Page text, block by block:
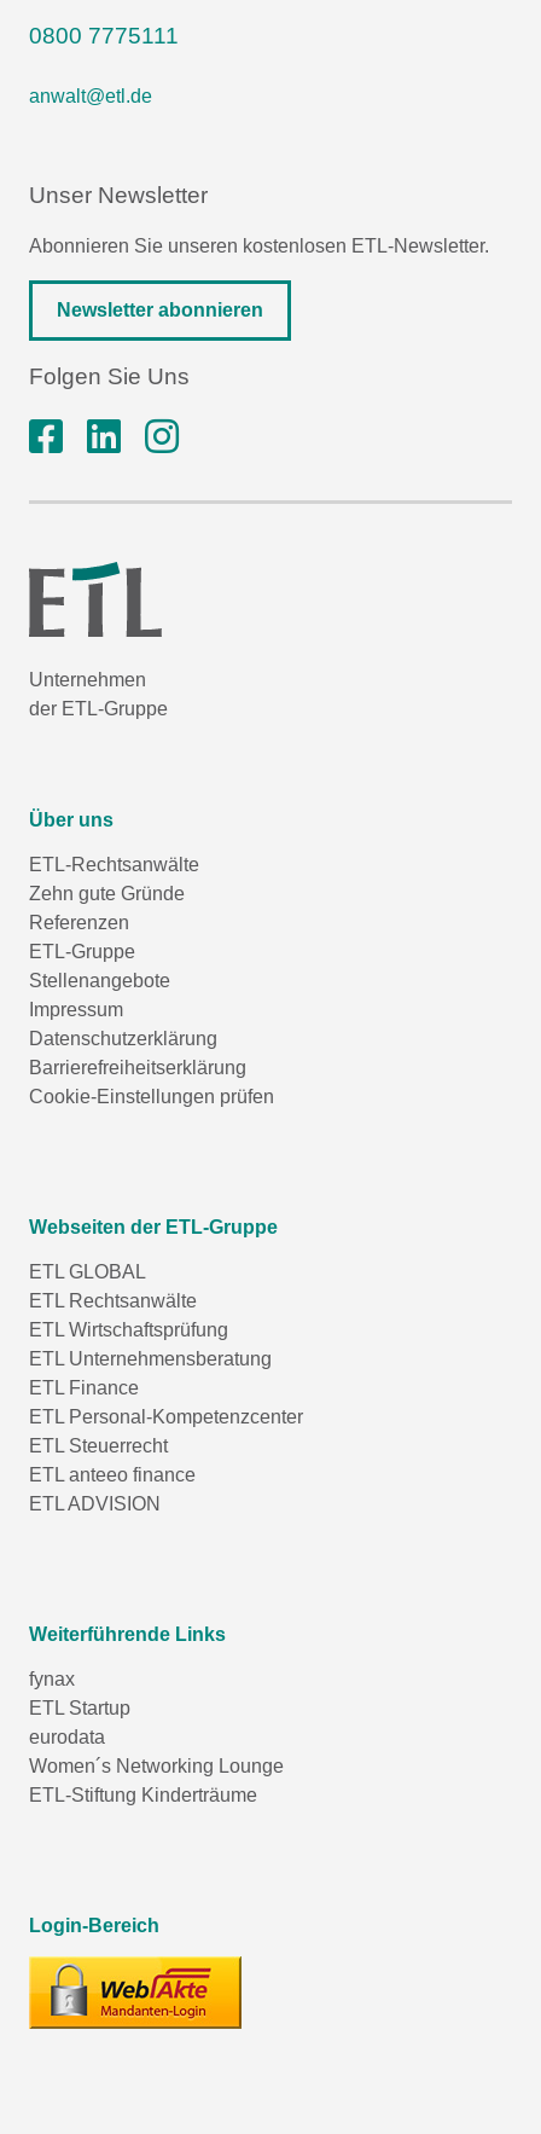
0800 7775111
anwalt@etl.de
Unser Newsletter
Abonnieren Sie unseren kostenlosen ETL-Newsletter.
Newsletter abonnieren
Folgen Sie Uns
Unternehmen
der ETL-Gruppe
Über uns
ETL-Rechtsanwälte
Zehn gute Gründe
Referenzen
ETL-Gruppe
Stellenangebote
Impressum
Datenschutzerklärung
Barrierefreiheitserklärung
Cookie-Einstellungen prüfen
Webseiten der ETL-Gruppe
ETL GLOBAL
ETL Rechtsanwälte
ETL Wirtschaftsprüfung
ETL Unternehmensberatung
ETL Finance
ETL Personal-Kompetenzcenter
ETL Steuerrecht
ETL anteeo finance
ETL ADVISION
Weiterführende Links
fynax
ETL Startup
eurodata
Women´s Networking Lounge
ETL-Stiftung Kinderträume
Login-Bereich